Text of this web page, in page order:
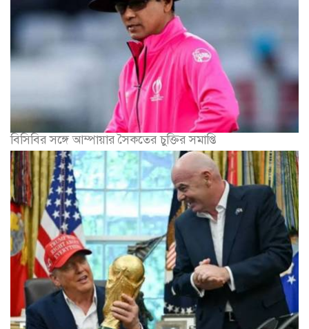
বিসিবির সঙ্গে আম্পায়ার সৈকতের চুক্তির সমাপ্তি